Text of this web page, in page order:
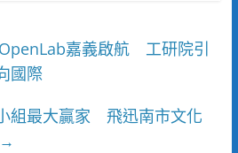
嘉義啟航 工研院引
國際
組最大贏家 飛迅南市文化
→